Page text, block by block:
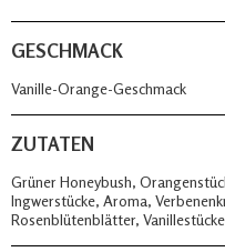
GESCHMACK
Vanille-Orange-Geschmack
ZUTATEN
Grüner Honeybush,
Ingwerstücke, Aroma,
Rosenblütenblätter,